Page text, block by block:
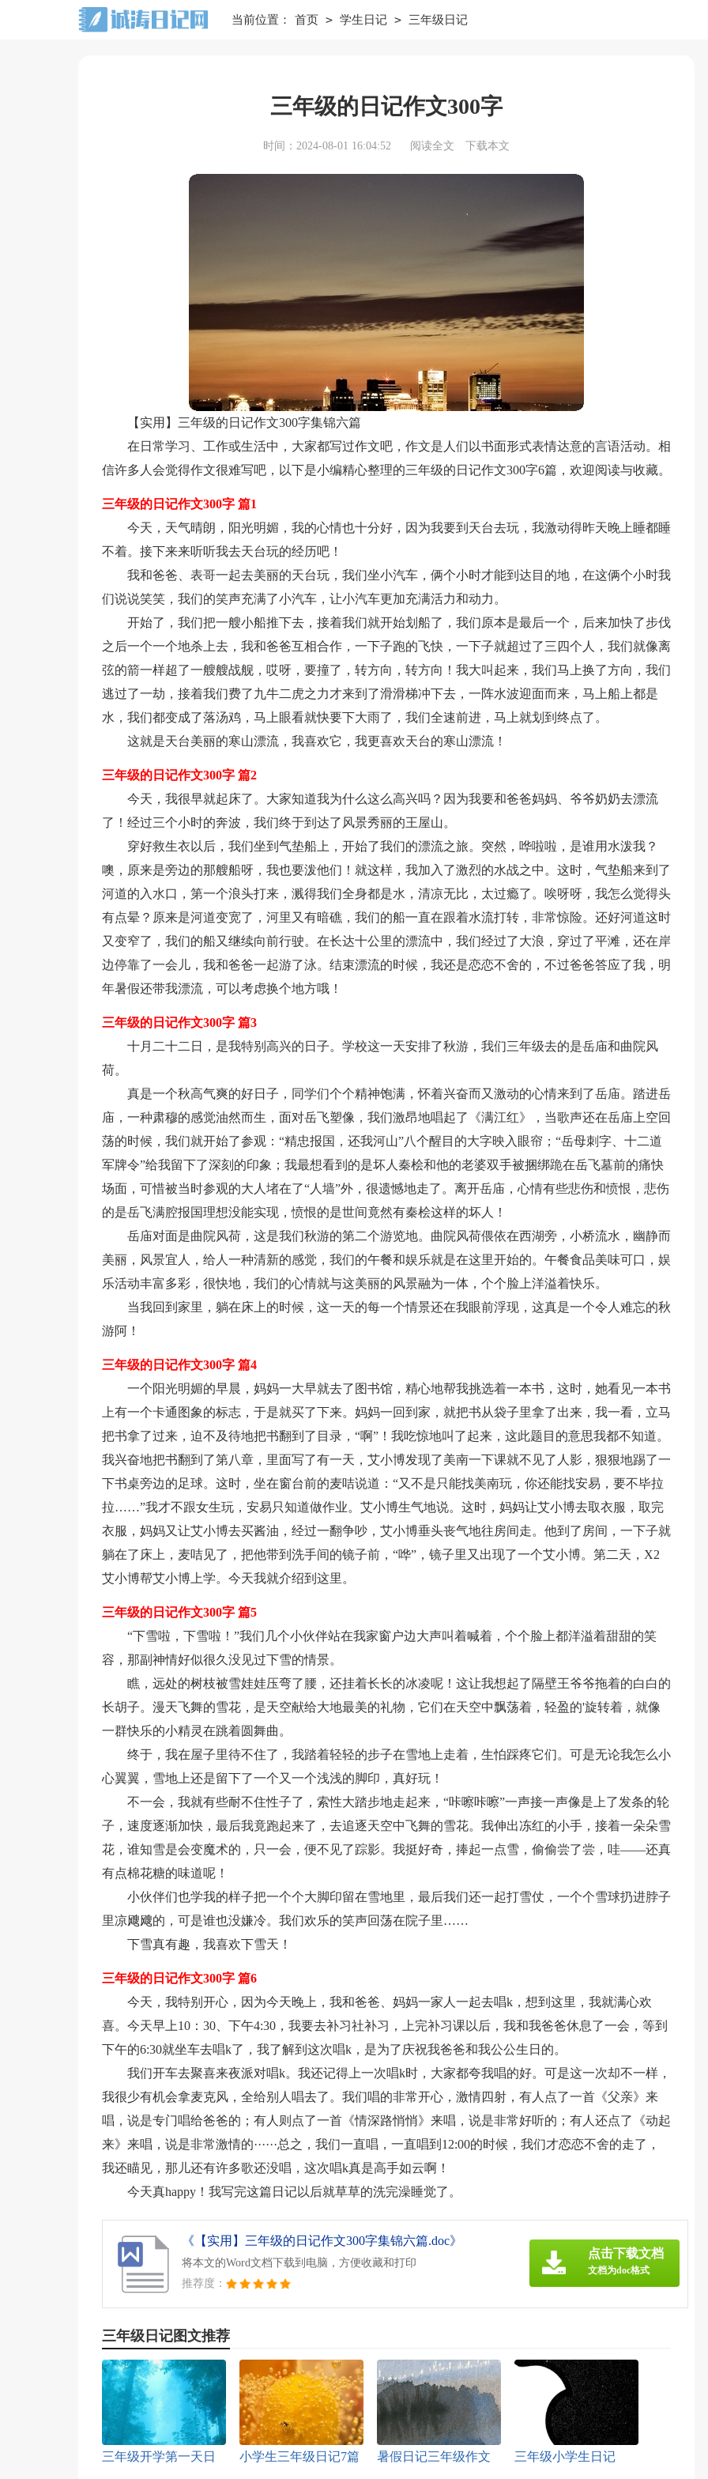
当前位置： 首页 > 学生日记 > 三年级日记
三年级的日记作文300字
时间：2024-08-01 16:04:52 阅读全文 下载本文
【实用】三年级的日记作文300字集锦六篇
在日常学习、工作或生活中，大家都写过作文吧，作文是人们以书面形式表情达意的言语活动。相
信许多人会觉得作文很难写吧，以下是小编精心整理的三年级的日记作文300字6篇，欢迎阅读与收藏。
三年级的日记作文300字 篇1
今天，天气晴朗，阳光明媚，我的心情也十分好，因为我要到天台去玩，我激动得昨天晚上睡都睡
不着。接下来来听听我去天台玩的经历吧！
我和爸爸、表哥一起去美丽的天台玩，我们坐小汽车，俩个小时才能到达目的地，在这俩个小时我
们说说笑笑，我们的笑声充满了小汽车，让小汽车更加充满活力和动力。
开始了，我们把一艘小船推下去，接着我们就开始划船了，我们原本是最后一个，后来加快了步伐
之后一个一个地杀上去，我和爸爸互相合作，一下子跑的飞快，一下子就超过了三四个人，我们就像离
弦的箭一样超了一艘艘战舰，哎呀，要撞了，转方向，转方向！我大叫起来，我们马上换了方向，我们
逃过了一劫，接着我们费了九牛二虎之力才来到了滑滑梯冲下去，一阵水波迎面而来，马上船上都是
水，我们都变成了落汤鸡，马上眼看就快要下大雨了，我们全速前进，马上就划到终点了。
这就是天台美丽的寒山漂流，我喜欢它，我更喜欢天台的寒山漂流！
三年级的日记作文300字 篇2
今天，我很早就起床了。大家知道我为什么这么高兴吗？因为我要和爸爸妈妈、爷爷奶奶去漂流
了！经过三个小时的奔波，我们终于到达了风景秀丽的王屋山。
穿好救生衣以后，我们坐到气垫船上，开始了我们的漂流之旅。突然，哗啦啦，是谁用水泼我？
噢，原来是旁边的那艘船呀，我也要泼他们！就这样，我加入了激烈的水战之中。这时，气垫船来到了
河道的入水口，第一个浪头打来，溅得我们全身都是水，清凉无比，太过瘾了。唉呀呀，我怎么觉得头
有点晕？原来是河道变宽了，河里又有暗礁，我们的船一直在跟着水流打转，非常惊险。还好河道这时
又变窄了，我们的船又继续向前行驶。在长达十公里的漂流中，我们经过了大浪，穿过了平滩，还在岸
边停靠了一会儿，我和爸爸一起游了泳。结束漂流的时候，我还是恋恋不舍的，不过爸爸答应了我，明
年暑假还带我漂流，可以考虑换个地方哦！
三年级的日记作文300字 篇3
十月二十二日，是我特别高兴的日子。学校这一天安排了秋游，我们三年级去的是岳庙和曲院风
荷。
真是一个秋高气爽的好日子，同学们个个精神饱满，怀着兴奋而又激动的心情来到了岳庙。踏进岳
庙，一种肃穆的感觉油然而生，面对岳飞塑像，我们激昂地唱起了《满江红》，当歌声还在岳庙上空回
荡的时候，我们就开始了参观：“精忠报国，还我河山”八个醒目的大字映入眼帘；“岳母刺字、十二道
军牌令”给我留下了深刻的印象；我最想看到的是坏人秦桧和他的老婆双手被捆绑跪在岳飞墓前的痛快
场面，可惜被当时参观的大人堵在了“人墙”外，很遗憾地走了。离开岳庙，心情有些悲伤和愤恨，悲伤
的是岳飞满腔报国理想没能实现，愤恨的是世间竟然有秦桧这样的坏人！
岳庙对面是曲院风荷，这是我们秋游的第二个游览地。曲院风荷偎依在西湖旁，小桥流水，幽静而
美丽，风景宜人，给人一种清新的感觉，我们的午餐和娱乐就是在这里开始的。午餐食品美味可口，娱
乐活动丰富多彩，很快地，我们的心情就与这美丽的风景融为一体，个个脸上洋溢着快乐。
当我回到家里，躺在床上的时候，这一天的每一个情景还在我眼前浮现，这真是一个令人难忘的秋
游阿！
三年级的日记作文300字 篇4
一个阳光明媚的早晨，妈妈一大早就去了图书馆，精心地帮我挑选着一本书，这时，她看见一本书
上有一个卡通图象的标志，于是就买了下来。妈妈一回到家，就把书从袋子里拿了出来，我一看，立马
把书拿了过来，迫不及待地把书翻到了目录，“啊”！我吃惊地叫了起来，这此题目的意思我都不知道。
我兴奋地把书翻到了第八章，里面写了有一天，艾小博发现了美南一下课就不见了人影，狠狠地踢了一
下书桌旁边的足球。这时，坐在窗台前的麦咭说道：“又不是只能找美南玩，你还能找安易，要不毕拉
拉……”我才不跟女生玩，安易只知道做作业。艾小博生气地说。这时，妈妈让艾小博去取衣服，取完
衣服，妈妈又让艾小博去买酱油，经过一翻争吵，艾小博垂头丧气地往房间走。他到了房间，一下子就
躺在了床上，麦咭见了，把他带到洗手间的镜子前，“哗”，镜子里又出现了一个艾小博。第二天，X2
艾小博帮艾小博上学。今天我就介绍到这里。
三年级的日记作文300字 篇5
“下雪啦，下雪啦！”我们几个小伙伴站在我家窗户边大声叫着喊着，个个脸上都洋溢着甜甜的笑
容，那副神情好似很久没见过下雪的情景。
瞧，远处的树枝被雪娃娃压弯了腰，还挂着长长的冰凌呢！这让我想起了隔壁王爷爷拖着的白白的
长胡子。漫天飞舞的雪花，是天空献给大地最美的礼物，它们在天空中飘荡着，轻盈的'旋转着，就像
一群快乐的小精灵在跳着圆舞曲。
终于，我在屋子里待不住了，我踏着轻轻的步子在雪地上走着，生怕踩疼它们。可是无论我怎么小
心翼翼，雪地上还是留下了一个又一个浅浅的脚印，真好玩！
不一会，我就有些耐不住性子了，索性大踏步地走起来，“咔嚓咔嚓”一声接一声像是上了发条的轮
子，速度逐渐加快，最后我竟跑起来了，去追逐天空中飞舞的雪花。我伸出冻红的小手，接着一朵朵雪
花，谁知雪是会变魔术的，只一会，便不见了踪影。我挺好奇，捧起一点雪，偷偷尝了尝，哇——还真
有点棉花糖的味道呢！
小伙伴们也学我的样子把一个个大脚印留在雪地里，最后我们还一起打雪仗，一个个雪球扔进脖子
里凉飕飕的，可是谁也没嫌冷。我们欢乐的笑声回荡在院子里……
下雪真有趣，我喜欢下雪天！
三年级的日记作文300字 篇6
今天，我特别开心，因为今天晚上，我和爸爸、妈妈一家人一起去唱k，想到这里，我就满心欢
喜。今天早上10：30、下午4:30，我要去补习社补习，上完补习课以后，我和我爸爸休息了一会，等到
下午的6:30就坐车去唱k了，我了解到这次唱k，是为了庆祝我爸爸和我公公生日的。
我们开车去聚喜来夜派对唱k。我还记得上一次唱k时，大家都夸我唱的好。可是这一次却不一样，
我很少有机会拿麦克风，全给别人唱去了。我们唱的非常开心，激情四射，有人点了一首《父亲》来
唱，说是专门唱给爸爸的；有人则点了一首《情深路悄悄》来唱，说是非常好听的；有人还点了《动起
来》来唱，说是非常激情的······总之，我们一直唱，一直唱到12:00的时候，我们才恋恋不舍的走了，
我还瞄见，那儿还有许多歌还没唱，这次唱k真是高手如云啊！
今天真happy！我写完这篇日记以后就草草的洗完澡睡觉了。
《【实用】三年级的日记作文300字集锦六篇.doc》
将本文的Word文档下载到电脑，方便收藏和打印
推荐度：
点击下载文档
文档为doc格式
三年级日记图文推荐
三年级开学第一天日
小学生三年级日记7篇
暑假日记三年级作文
三年级小学生日记